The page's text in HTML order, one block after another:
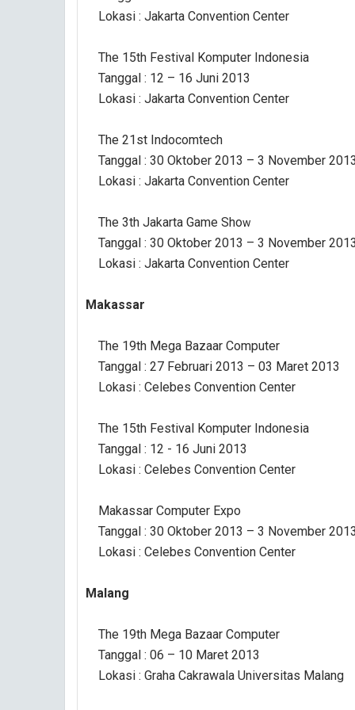
Lokasi : Jakarta Convention Center
The 15th Festival Komputer Indonesia
Tanggal : 12 – 16 Juni 2013
Lokasi : Jakarta Convention Center
The 21st Indocomtech
Tanggal : 30 Oktober 2013 – 3 November
Lokasi : Jakarta Convention Center
The 3th Jakarta Game Show
Tanggal : 30 Oktober 2013 – 3 November
Lokasi : Jakarta Convention Center
Makassar
The 19th Mega Bazaar Computer
Tanggal : 27 Februari 2013 – 03 Maret 2013
Lokasi : Celebes Convention Center
The 15th Festival Komputer Indonesia
Tanggal : 12 - 16 Juni 2013
Lokasi : Celebes Convention Center
Makassar Computer Expo
Tanggal : 30 Oktober 2013 – 3 November
Lokasi : Celebes Convention Center
Malang
The 19th Mega Bazaar Computer
Tanggal : 06 – 10 Maret 2013
Lokasi : Graha Cakrawala Universitas Malang